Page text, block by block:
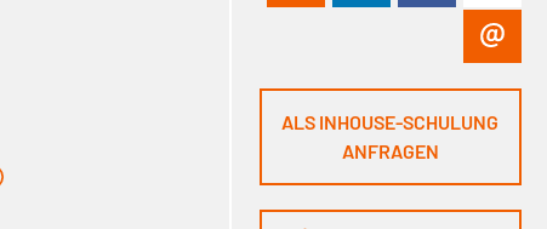
ALS INHOUSE-SCHULUNG
ANFRAGEN